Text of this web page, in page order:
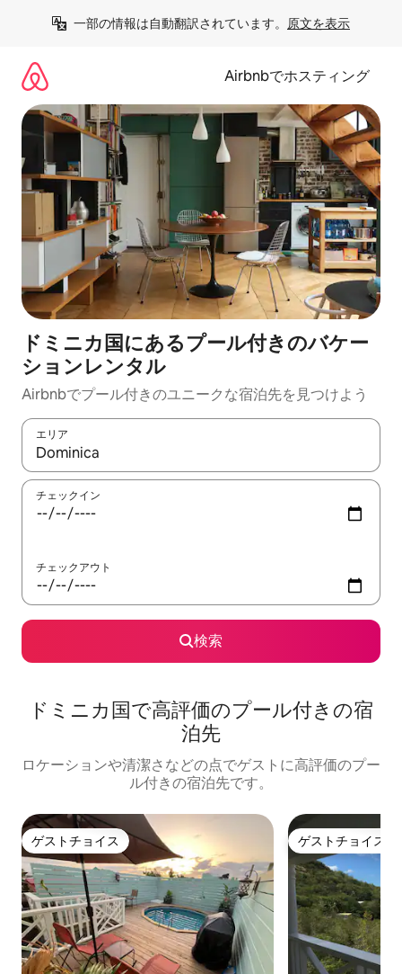
一部の情報は自動翻訳されています。 原文を表示
Airbnbでホスティング
ドミニカ国にあるプール付きのバケー
ションレンタル
Airbnbでプール付きのユニークな宿泊先を見つけよう
エリア
検索結果が表示されたら、上下の矢印キーを使って移動するか
チェックイン
チェックアウト
検索
ドミニカ国で高評価のプール付きの宿
泊先
ロケーションや清潔さなどの点でゲストに高評価のプー
ル付きの宿泊先です。
ゲストチョイス
ゲストチョイス ゲストチョイス
ゲストチョイス